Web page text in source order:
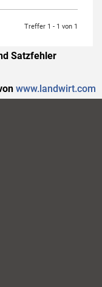
Treffer 1 - 1 von 1
Satzfehler
www.landwirt.com